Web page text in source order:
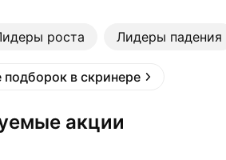
роста Лидеры падения
в скринере